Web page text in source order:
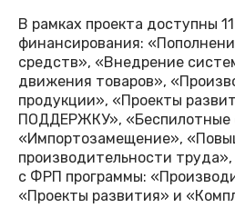
В рамках проекта доступны
финансирования:
средств», «Внедрение
движения товаров»,
продукции», «Проекты
ПОДДЕРЖКУ», «Беспилотные
«Импортозамещение»,
производительности
с ФРП программы:
«Проекты развития» и